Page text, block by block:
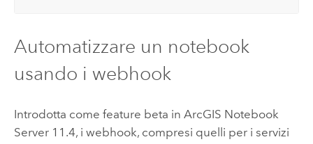
Automatizzare un notebook
usando i webhook
Introdotta come feature beta in ArcGIS Notebook
Server11.4, i webhook, compresi quelli per i servizi